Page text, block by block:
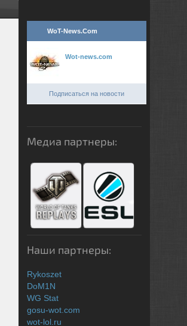
WoT-News.Com
Wot-news.com
Подписаться на новости
Медиа партнеры:
Наши партнеры:
Rykoszet
DoM1N
WG Stat
gosu-wot.com
wot-lol.ru